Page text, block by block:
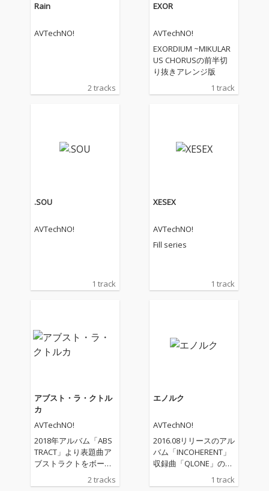
Rain
AVTechNO!
2 tracks
EXOR
AVTechNO!
EXORDIUM ~MIKULAR
US CHORUSの前半切
り抜きアレンジ版
1 track
.SOU
AVTechNO!
1 track
XESEX
AVTechNO!
Fill series
1 track
アブスト・ラ・クトル
カ
AVTechNO!
2018年アルバム「ABS
TRACT」より表題曲ア
ブストラクトをボーカ
ル初音ミクから巡音ル
カにセルフカバー
2 tracks
エノルク
AVTechNO!
2016.08リリースのアル
バム「INCOHERENT」
収録曲「QLONE」の続
編・もう一人の方の曲
1 track